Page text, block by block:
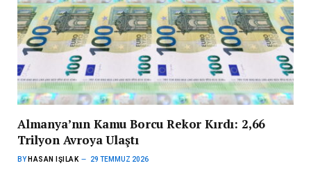
Almanya’nın Kamu Borcu Rekor Kırdı: 2,66
Trilyon Avroya Ulaştı
BY HASAN IŞILAK 29 TEMMUZ 2026